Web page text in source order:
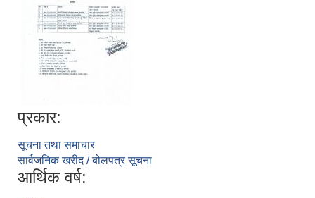
प्रकार:
सूचना तथा समाचार
सार्वजनिक खरीद / बोलपत्र सूचना
आर्थिक वर्ष: